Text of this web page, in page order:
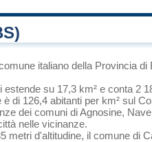
italiano della Provincia di
estende su 17,3 km² e conta 2
è di 126,4 abitanti per km² sul
dei comuni diAgnosine, Nave
nelle vicinanze.
metri d'altitudine, il comune di